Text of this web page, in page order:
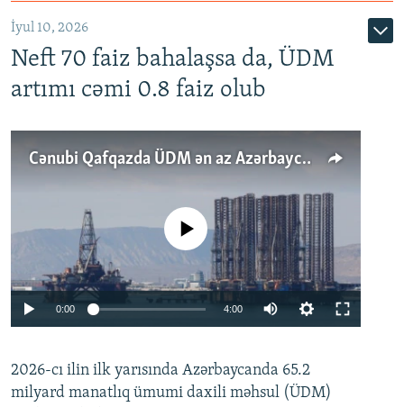
İyul 10, 2026
Neft 70 faiz bahalaşsa da, ÜDM
artımı cəmi 0.8 faiz olub
Cənubi Qafqazda ÜDM ən az Azərbaycanda artır: Qonşuları niyə Bakını qabaqlaya bilir?
Auto 240p 360p 480p
No media source currently available
0:00 4:00
360p
480p
2026-cı ilin ilk yarısında Azərbaycanda 65.2
milyard manatlıq ümumi daxili məhsul (ÜDM)